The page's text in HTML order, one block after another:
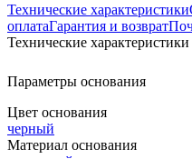
Технические характеристики
оплатаГарантия и возврат
Технические характеристики
Параметры основания
Цвет основания
черный
Материал основания